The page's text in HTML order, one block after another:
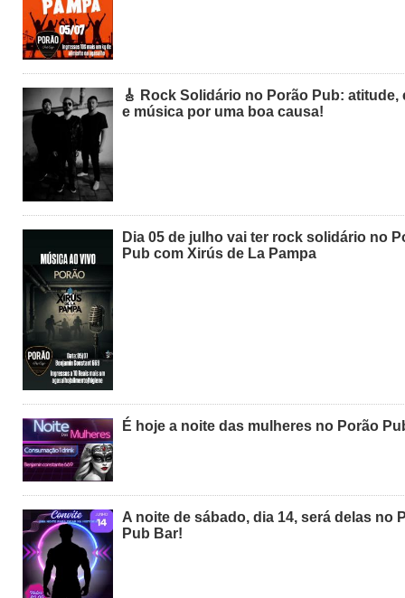
🎸 Rock Solidário no Porão Pub: atitude,
e música por uma boa causa!
Dia 05 de julho vai ter rock solidário no
Pub com Xirús de La Pampa
É hoje a noite das mulheres no Porão
A noite de sábado, dia 14, será delas no
Pub Bar!